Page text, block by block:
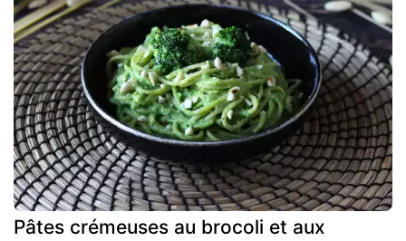
Pâtes crémeuses au brocoli et aux